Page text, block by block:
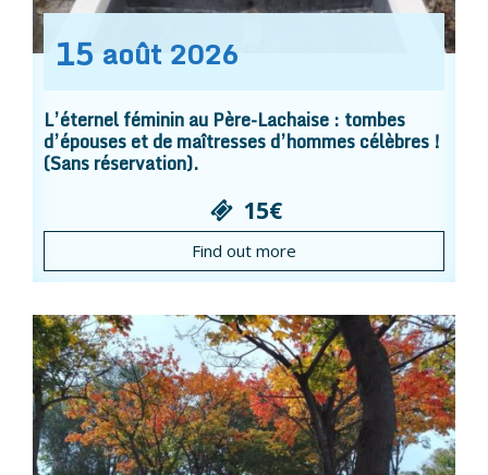
15 août 2026
L’éternel féminin au Père-Lachaise : tombes
d’épouses et de maîtresses d’hommes célèbres !
(Sans réservation).
15€
Find out more